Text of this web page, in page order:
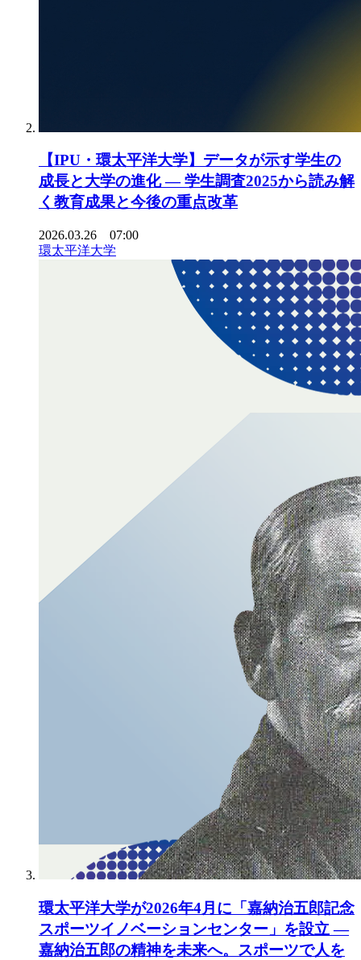
【IPU・環太平洋大学】データが示す学生の
成長と大学の進化 ― 学生調査2025から読み解
く教育成果と今後の重点改革
2026.03.26 07:00
環太平洋大学
環太平洋大学が2026年4月に「嘉納治五郎記念
スポーツイノベーションセンター」を設立 ―
嘉納治五郎の精神を未来へ。スポーツで人を